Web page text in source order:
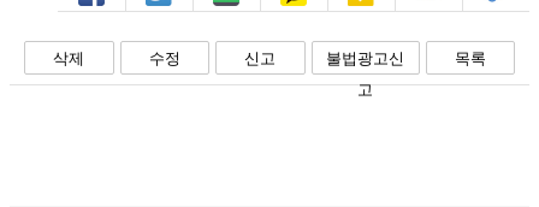
페북 트윗 밴드 카톡 카스 복사 스크랩
삭제 수정 신고
불법광고신
고
목록